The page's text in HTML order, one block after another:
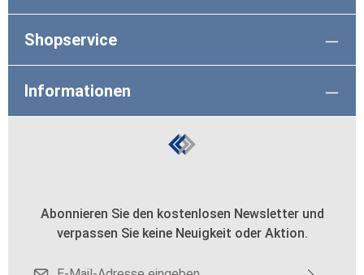
Shopservice
Informationen
Abonnieren Sie den kostenlosen Newsletter und
verpassen Sie keine Neuigkeit oder Aktion.
E-Mail-Adresse*